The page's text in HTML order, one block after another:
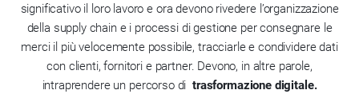
significativo il loro lavoro e ora devono rivedere l’organizzazione
della supply chain e i processi di gestione per consegnare le
merci il più velocemente possibile, tracciarle e condividere dati
con clienti, fornitori e partner. Devono, in altre parole,
intraprendere un percorso ditrasformazione digitale.